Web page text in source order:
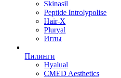
Skinasil
Peptide Introlypolise
Hair-X
Pluryal
Иглы
Пилинги
Hyalual
CMED Aesthetics